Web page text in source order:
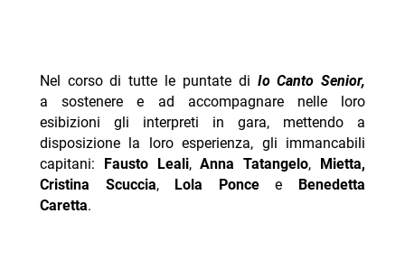
Nel corso di tutte le puntate di Io Canto Senior,
a sostenere e ad accompagnare nelle loro
esibizioni gli interpreti in gara, mettendo a
disposizione la loro esperienza, gli immancabili
capitani:
Fausto Leali,Anna Tatangelo, Mietta,
Cristina Scuccia,Lola Poncee Benedetta
Caretta.